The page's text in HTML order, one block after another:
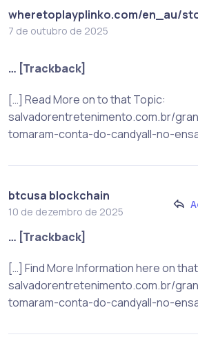
wheretoplayplinko.com/en_au/
7 de outubro de 2025
… [Trackback]
[…] Read More on to that Topic:
salvadorentretenimento.com.br/
tomaram-conta-do-candyall-no-
btcusa blockchain
10 de dezembro de 2025
… [Trackback]
[…] Find More Information here on
salvadorentretenimento.com.br/
tomaram-conta-do-candyall-no-